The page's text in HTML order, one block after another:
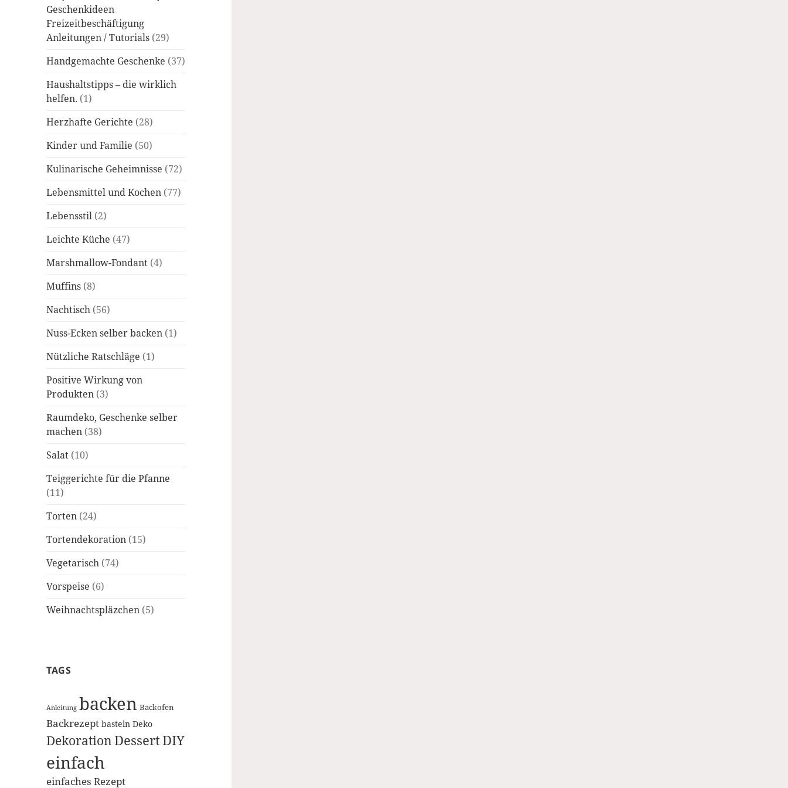
Geschenkideen
Freizeitbeschäftigung
Anleitungen / Tutorials (29)
Handgemachte Geschenke (37)
Haushaltstipps – die wirklich
helfen. (1)
Herzhafte Gerichte (28)
Kinder und Familie (50)
Kulinarische Geheimnisse (72)
Lebensmittel und Kochen (77)
Lebensstil (2)
Leichte Küche (47)
Marshmallow-Fondant (4)
Muffins (8)
Nachtisch (56)
Nuss-Ecken selber backen (1)
Nützliche Ratschläge (1)
Positive Wirkung von
Produkten (3)
Raumdeko, Geschenke selber
machen (38)
Salat (10)
Teiggerichte für die Pfanne
(11)
Torten (24)
Tortendekoration (15)
Vegetarisch (74)
Vorspeise (6)
Weihnachtspläzchen (5)
TAGS
Anleitung backen Backofen
Backrezept basteln Deko
DekorationDessertDIY
einfach
einfaches Rezept